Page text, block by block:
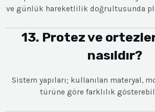
ve günlük hareketlilik doğrultusunda
13. Protez ve
nasıldır?
Sistem yapıları; kullanılan materyal,
türüne göre farklılık